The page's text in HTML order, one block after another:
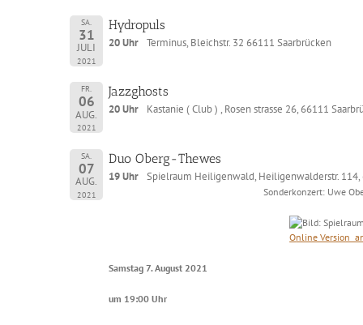
SA.
31
JULI
2021
Hydropuls
20 Uhr Terminus, Bleichstr. 32 66111 Saarbrücken
FR.
06
AUG.
2021
Jazzghosts
20 Uhr Kastanie ( Club ) , Rosen strasse 26, 66111
SA.
07
AUG.
2021
Duo Oberg-Thewes
19 Uhr Spielraum Heiligenwald, Heiligenwalderstr.
Sonderkonzert: Uwe
Online Version
Samstag 7. August 2021
um 19:00 Uhr